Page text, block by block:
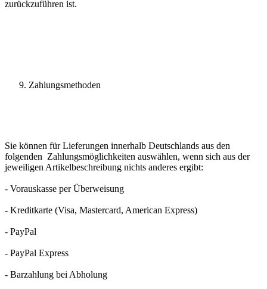
zurückzuführen ist.
Zahlungsmethoden
Sie können für Lieferungen innerhalb Deutschlands aus den
folgenden Zahlungsmöglichkeiten auswählen, wenn sich aus der
jeweiligen Artikelbeschreibung nichts anderes ergibt:
- Vorauskasse per Überweisung
- Kreditkarte (Visa, Mastercard, American Express)
- PayPal
- PayPal Express
- Barzahlung bei Abholung